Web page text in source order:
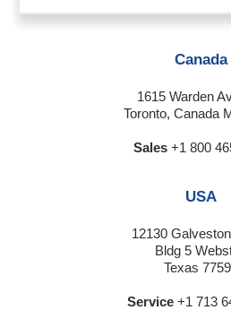
Canada
1615 Warden
Toronto, Canada
Sales +1 800
USA
12130
Bldg 5
Texas
Service +1 713